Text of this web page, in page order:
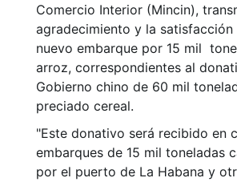
Comercio Interior (Mincin),
agradecimiento y la
nuevo embarque por 15 mil
arroz, correspondientes al
Gobierno chino de 60 mil
preciado cereal.
"Este donativo será recibido en
embarques de 15 mil toneladas
por el puerto de La Habana y